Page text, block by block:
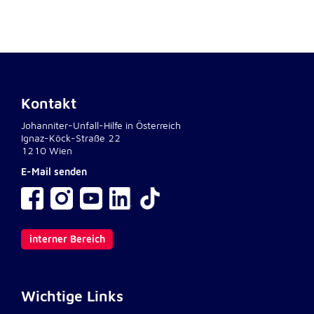
Kontakt
Johanniter-Unfall-Hilfe in Österreich
Ignaz-Köck-Straße 22
1210 Wien
E-Mail senden
interner Bereich
Wichtige Links
Name:
cookie_consent
Zweck:
Einverständnis-Optionen des Benutzers
Cookie Laufzeit:
Statistik Cookies erfassen Informationen anonym.
Diese Informationen helfen uns zu verstehen, wie